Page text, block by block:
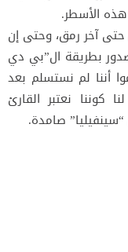
هذه الأسطر.
حتى آخر رمق، وحتى إن
بطريقة ال”بي دي
أننا لم نستسلم بعد
كوننا نعتبر القارئ
صامدة.